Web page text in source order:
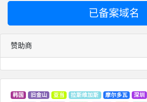
已备案域名
赞助商
韩国 旧金山 亚当 拉斯维加斯 摩尔多瓦 深圳